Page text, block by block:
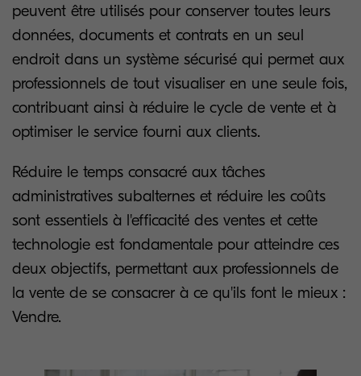
peuvent être utilisés pour conserver toutes leurs
données, documents et contrats en un seul
endroit dans un système sécurisé qui permet aux
professionnels de tout visualiser en une seule fois,
contribuant ainsi à réduire le cycle de vente et à
optimiser le service fourni aux clients.
Réduire le temps consacré aux tâches
administratives subalternes et réduire les coûts
sont essentiels à l'efficacité des ventes et cette
technologie est fondamentale pour atteindre ces
deux objectifs, permettant aux professionnels de
la vente de se consacrer à ce qu'ils font le mieux :
Vendre.